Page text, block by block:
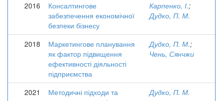
2016
Консалтингове
забезпечення економічної
безпеки бізнесу
Карпенко, І.;
Дудко, П. М.
2018
Маркетингове планування
як фактор підвищення
ефективності діяльності
підприємства
Дудко, П. М.;
Чень, Сянчжи
2021
Методичні підходи та
Дудко, П. М.